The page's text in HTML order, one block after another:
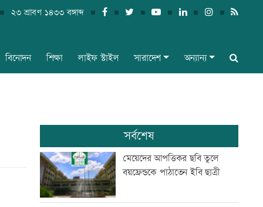
২৩ শ্রাবণ ১৪৩৩ বঙ্গাব্দ
বিনোদন শিক্ষা লাইফ স্টাইল সারাদেশ অন্যান্য
সর্বশেষ
মেয়েদের আপত্তিকর ছবি তুলে
বয়ফ্রেন্ডকে পাঠাতেন ইবি ছাত্রী